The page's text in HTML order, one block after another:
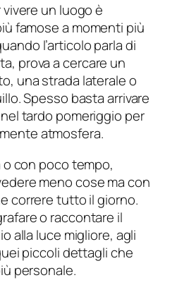
un luogo è
famose a momenti più
l’articolo parla di
prova a cercare un
una strada laterale o
Spesso basta arrivare
tardo pomeriggio per
atmosfera.
o con poco tempo,
meno cose ma con
correre tutto il giorno.
o raccontare il
alla luce migliore, agli
piccoli dettagli che
personale.